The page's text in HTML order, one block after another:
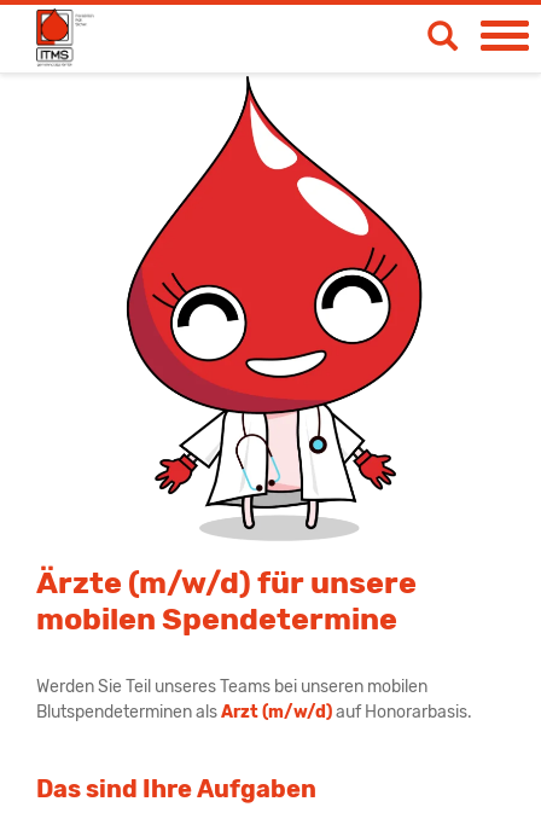
Medizinische Produkte
News & Aktionen
Ärzte (m/w/d) für unsere
mobilen Spendetermine
Werden Sie Teil unseres Teams bei unseren mobilen
Blutspendeterminen alsArzt (m/w/d)auf Honorarbasis.
Das sind Ihre Aufgaben